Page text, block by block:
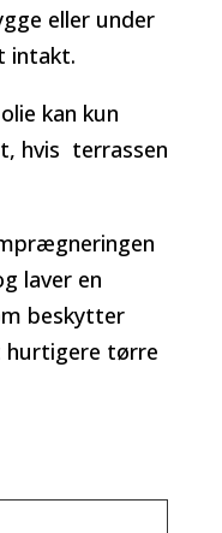
eller under
intakt.
kan kun
hvis terrassen
laver en
beskytter
tørre